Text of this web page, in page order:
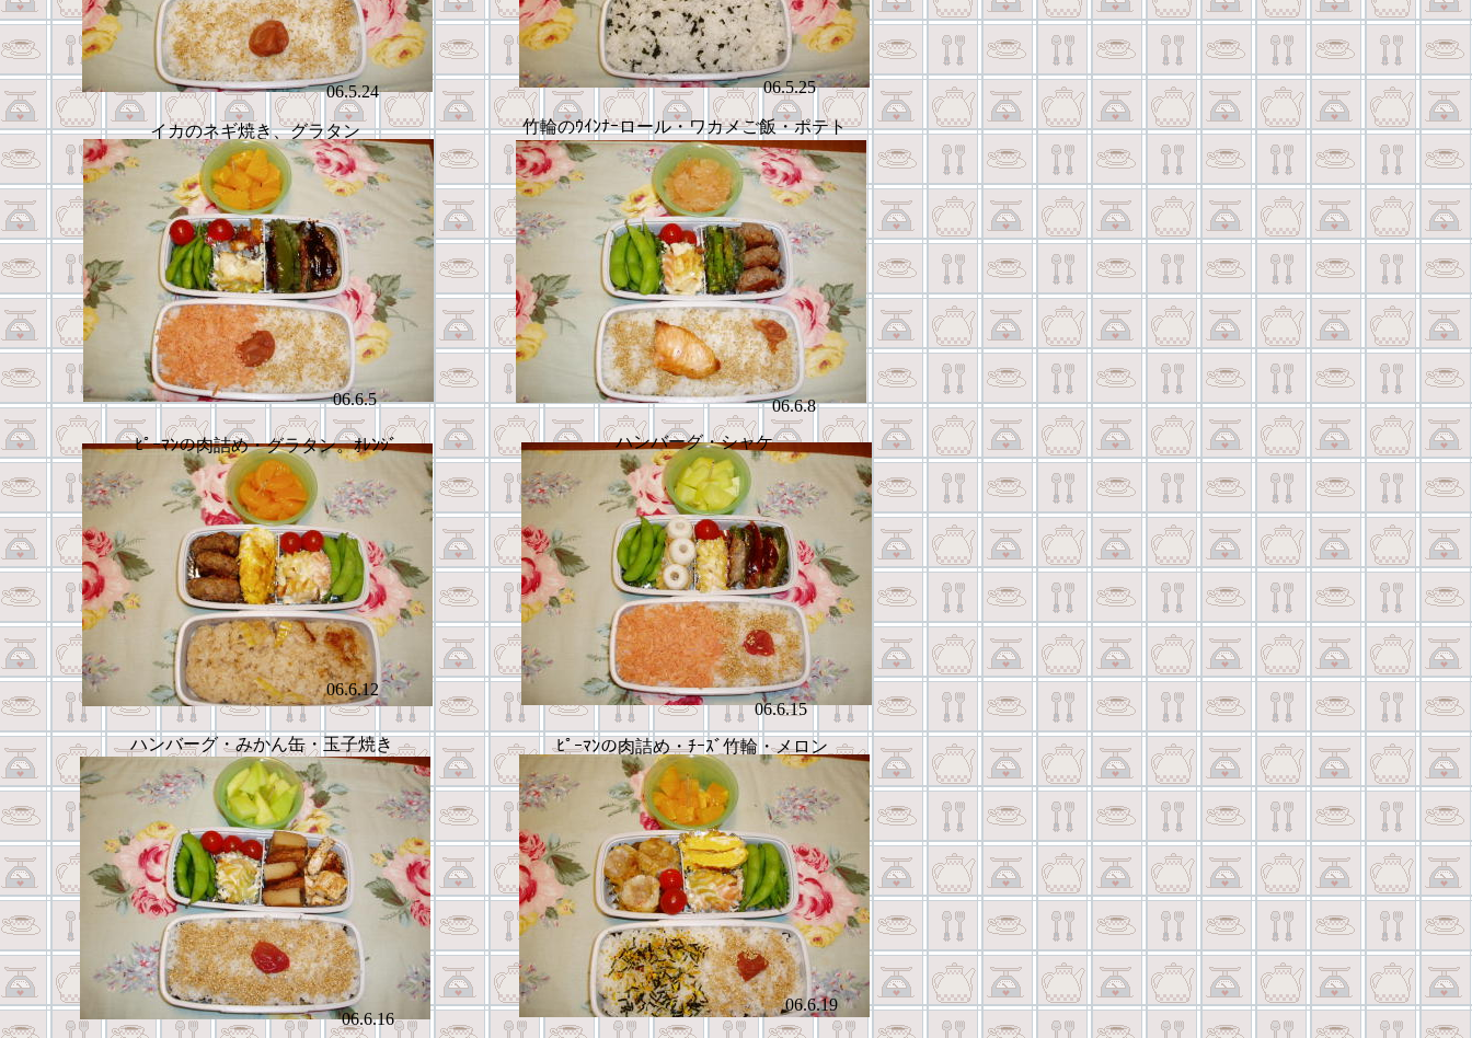
06.5.24 06.5.25
竹輪のｳｲﾝﾅｰロール・ワカメご飯・ポテト
イカのネギ焼き、グラタン
06.6.12
06.6.15
06.6.16
06.6.19
06.6.5 06.6.8
ハンバーグ・みかん缶・玉子焼き ﾋﾟｰﾏﾝの肉詰め・ﾁｰｽﾞ竹輪・メロン
ハンバーグ・シャケ
ﾋﾟｰﾏﾝの肉詰め・グラタン。ｵﾚﾝｼﾞ